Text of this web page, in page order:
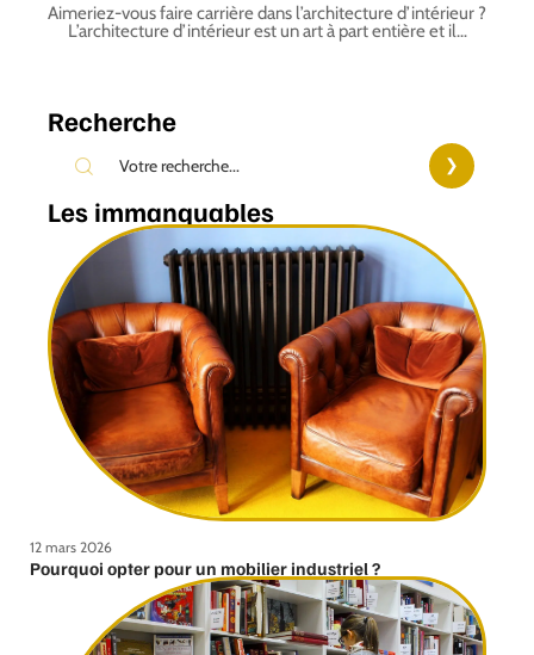
Aimeriez-vous faire carrière dans l’architecture d’intérieur ?
L’architecture d’intérieur est un art à part entière et il…
Recherche
Les immanquables
12 mars 2026
Pourquoi opter pour un mobilier industriel ?